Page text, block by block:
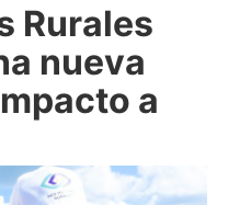
Rurales
nueva
a